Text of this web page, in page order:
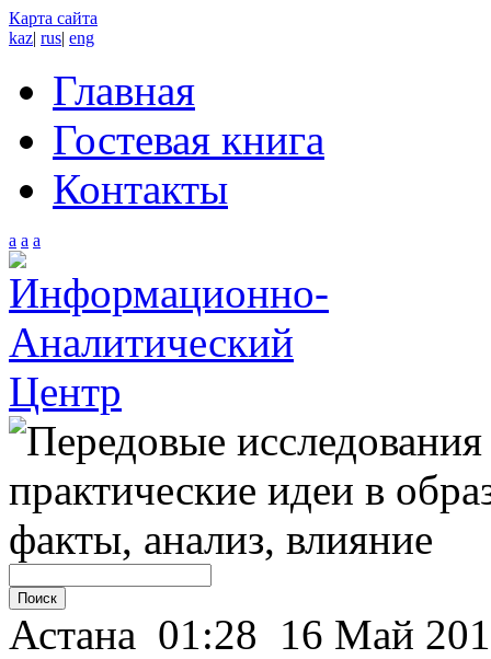
Карта сайта
kaz| rus| eng
Главная
Гостевая книга
Контакты
a a a
Астана 01:28 16 Май